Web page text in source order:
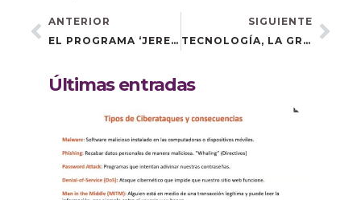
ANTERIOR
EL PROGRAMA ‘JEREZ AL DÍA’ SE HACE ECO DE NUESTRA JORNADA ‘TU NEGOCIO Y LAS REDES SOCIALES’
SIGUIENTE
TECNOLOGÍA, LA GRAN ALIADA DEL TURISMO RURAL
Últimas entradas